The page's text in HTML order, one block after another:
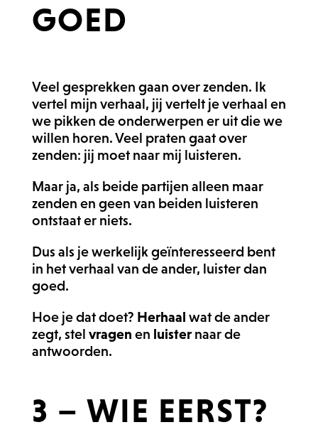
GOED
Veel gesprekken gaan over zenden. Ik
vertel mijn verhaal, jij vertelt je verhaal en
we pikken de onderwerpen er uit die we
willen horen. Veel praten gaat over
zenden: jij moet naar mij luisteren.
Maar ja, als beide partijen alleen maar
zenden en geen van beiden luisteren
ontstaat er niets.
Dus als je werkelijk geïnteresseerd bent
in het verhaal van de ander, luister dan
goed.
Hoe je dat doet? Herhaal wat de ander
zegt, stel vragen en luisternaar de
antwoorden.
3 – WIE EERST?